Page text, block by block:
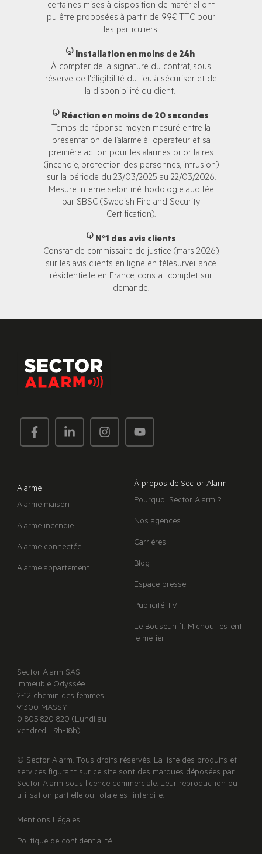
certaines mises à disposition de matériel ont
pu être proposées à partir de 99€ TTC pour
les particuliers.
⁽²⁾ Installation en moins de 24h
À compter de la signature du contrat, sous
réserve de l'éligibilité du lieu à sécuriser et de
la disponibilité du client.
⁽³⁾ Réaction en moins de 20 secondes
Temps de réponse moyen mesuré entre la
présentation de l’alarme à l’opérateur et sa
première action pour les alarmes prioritaires
(incendie, protection des personnes, intrusion)
sur la période du 23/03/2025 au 22/03/2026.
Mesure interne selon méthodologie auditée
par SBSC (Swedish Fire and Security
Certification).
⁽⁴⁾ N°1 des avis clients
Constat de commissaire de justice (mars 2026),
sur les avis clients en ligne en télésurveillance
résidentielle en France, constat complet sur
demande.
Alarme
Alarme maison
Alarme incendie
Alarme connectée
Alarme appartement
À propos de Sector Alarm
Pourquoi Sector Alarm ?
Nos agences
Carrières
Blog
Espace presse
Publicité TV
Le Bouseuh ft. Michou testent
le métier
Sector Alarm SAS
Immeuble Odyssée
2-12 chemin des femmes
91300 MASSY
0 805 820 820 (Lundi au
vendredi : 9h-18h)
© Sector Alarm. Tous droits réservés. La liste des produits et
services figurant sur ce site sont des marques déposées par
Sector Alarm sous licence commerciale. Leur reproduction ou
utilisation partielle ou totale est interdite.
Mentions Légales
Politique de confidentialité